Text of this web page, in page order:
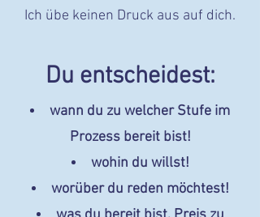
Ich übe keinen Druck aus auf dich.
Du entscheidest:
wann du zu welcher Stufe im
Prozess bereit bist!
wohin du willst!
worüber du reden möchtest!​